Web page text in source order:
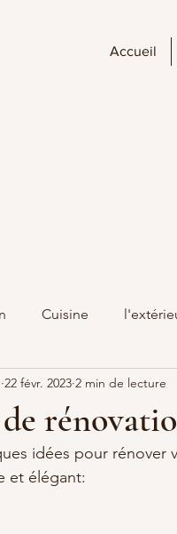
Accueil
Cuisine
d'eau Peinture
22 févr. 2023 2 min de lecture
idées pour rénover
et élégant: